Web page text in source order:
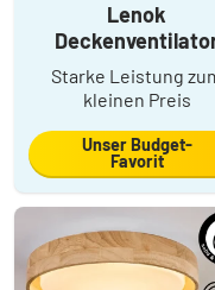
Lenok
Starke Leistung
kleinen Preis
Unser Budget-
Favorit